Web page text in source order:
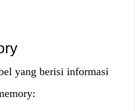
yang berisi informasi